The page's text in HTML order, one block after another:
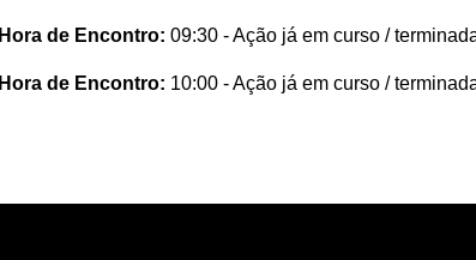
Hora de Encontro: 09:30 - Ação já em curso /
Hora de Encontro: 10:00 - Ação já em curso /